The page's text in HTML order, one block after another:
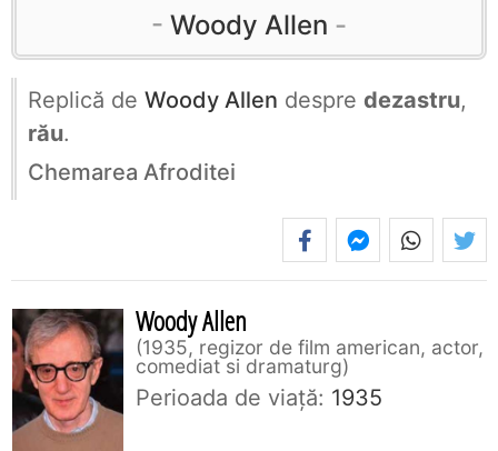
Woody Allen
Replică de Woody Allen despre dezastru,
rău.
Chemarea Afroditei
Woody Allen
1935, regizor de film american, actor,
comediat si dramaturg
Perioada de viaţă: 1935